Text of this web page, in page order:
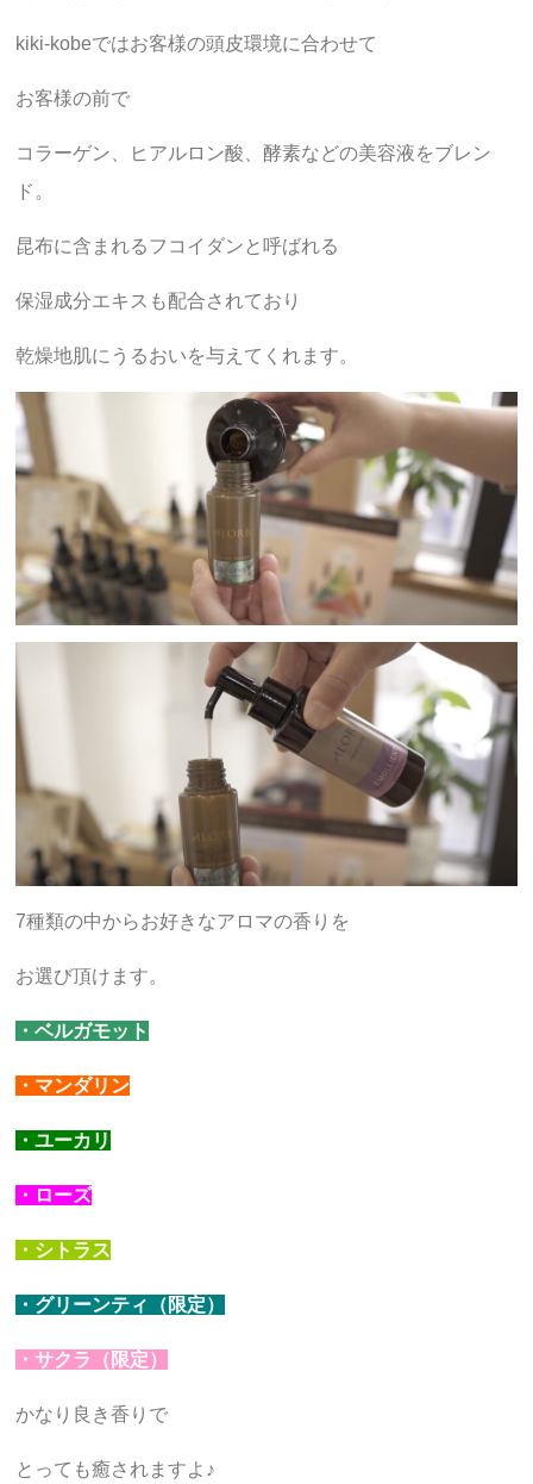
kiki-kobeではお客様の頭皮環境に合わせて
お客様の前で
コラーゲン、ヒアルロン酸、酵素などの美容液をブレン
ド。
昆布に含まれるフコイダンと呼ばれる
保湿成分エキスも配合されており
乾燥地肌にうるおいを与えてくれます。
7種類の中からお好きなアロマの香りを
お選び頂けます。
・ベルガモット
・マンダリン
・ユーカリ
・ローズ
・シトラス
・グリーンティ（限定）
・サクラ（限定）
かなり良き香りで
とっても癒されますよ♪